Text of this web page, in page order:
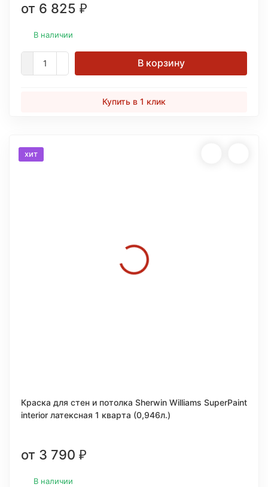
от 6 825 ₽
В наличии
В корзину
Купить в 1 клик
хит
Краска для стен и потолка Sherwin Williams SuperPaint
interior латексная 1 кварта (0,946л.)
от 3 790 ₽
В наличии